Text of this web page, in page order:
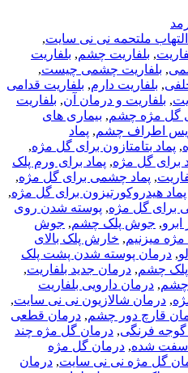
التهاب ملتحمه نی نی سایت,
, بلفاریت چشم, بلفاریت
, بلفاریت چشمی چیست,
, بلفاریت دارم, بلفاریت قدامی
, بلفاریت و درمان آن, بلفاریت
گل مژه چشم, بیماری های
اطراف چشم, پماد
, پماد بتامتازون برای‌ گل مژه,
برای گل مژه, پماد برای ورم پلک
, پماد چشمی برای گل مژه,
پماد هیدروکورتیزون برای گل مژه,
برای گل مژه, پوسته شدن روی
, جوش پلک چشم, جوش
میزنیم, خارش پلک بالای
, درمان پوسته شدن پشت پلک
چشم, درمان جدید بلفاریت,
چشم, درمان دارویی بلفاریت
, درمان شالازیون نی نی سایت,
قارچ دور چشم, درمان قطعی
گوجه فرنگی, درمان گل مژه چند
سفت شده, درمان گل مژه
گل مژه نی نی سایت, درمان